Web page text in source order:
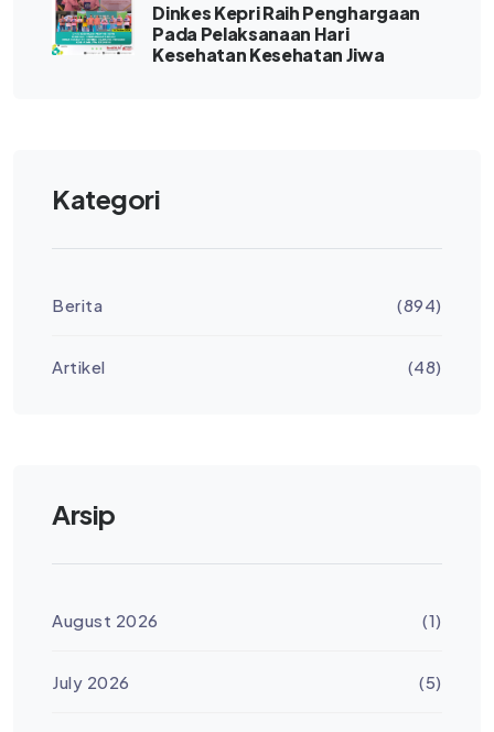
Dinkes Kepri Raih Penghargaan
Pada Pelaksanaan Hari
Kesehatan Kesehatan Jiwa
Kategori
Berita (894)
Artikel (48)
Arsip
August 2026 (1)
July 2026 (5)